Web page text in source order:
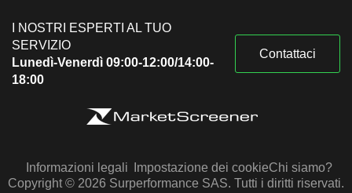
I NOSTRI ESPERTI AL TUO
SERVIZIO
Lunedì-Venerdì 09:00-12:00/14:00-
18:00
Contattaci
Informazioni legali Impostazione dei cookieChi siamo?
Copyright © 2026 Surperformance SAS. Tutti i diritti riservati.